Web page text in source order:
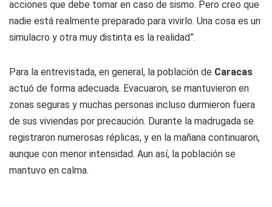
acciones que debe tomar en caso de sismo. Pero creo que
nadie está realmente preparado para vivirlo. Una cosa es un
simulacro y otra muy distinta es la realidad”.
Para la entrevistada, en general, la población de Caracas
actuó de forma adecuada. Evacuaron, se mantuvieron en
zonas seguras y muchas personas incluso durmieron fuera
de sus viviendas por precaución. Durante la madrugada se
registraron numerosas réplicas, y en la mañana continuaron,
aunque con menor intensidad. Aun así, la población se
mantuvo en calma.